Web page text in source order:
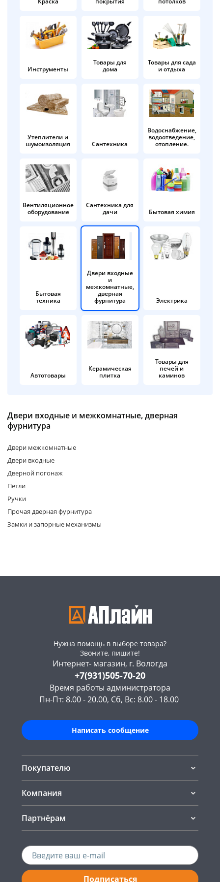
Инструменты
Товары для
дома
Товары для сада
и отдыха
Утеплители и
шумоизоляция
Сантехника
Водоснабжение,
водоотведение,
отопление.
Вентиляционное
оборудование
Сантехника для
дачи
Бытовая химия
Бытовая
техника
Двери входные
и
межкомнатные,
дверная
фурнитура
Электрика
Автотовары
Керамическая
плитка
Товары для
печей и
каминов
Двери входные и межкомнатные, дверная
фурнитура
Двери межкомнатные
Двери входные
Дверной погонаж
Петли
Ручки
Прочая дверная фурнитура
Замки и запорные механизмы
Нужна помощь в выборе товара?
Звоните, пишите!
Интернет- магазин, г. Вологда
+7(931)505-70-20
Время работы администратора
Пн-Пт: 8.00 - 20.00, Сб, Вс: 8.00 - 18.00
Написать сообщение
Покупателю
Компания
Партнёрам
Подписаться
в корзину
Оплачивайте сегодня только
25% картой любого банка
Получайте товар
выбранный способом
Оставшиеся
% будут
по25%каждые 2 недели
Подробнее
об оплате Плайтом
раз в 2
недели
Остались вопросы?
8 800 302-02-51
plait.ru